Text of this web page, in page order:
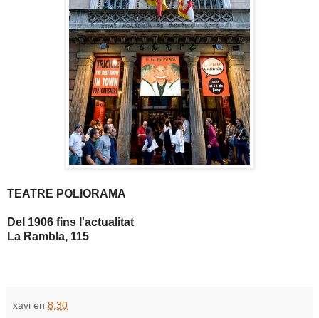
TEATRE POLIORAMA
Del 1906 fins l'actualitat
La Rambla, 115
xavi en 8:30